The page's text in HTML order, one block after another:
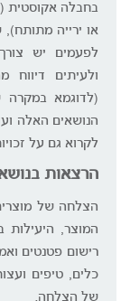
בחבלה אקוסטית
או ירייה
לפעמים יש
ולעיתים דיווח
(לדוגמא
הנושאים האלה
לקרוא גם על
הרצאות
הצלחה של
המוצר, היעילות
רישום פטנטים
כלים, טיפים
של הצלחה.